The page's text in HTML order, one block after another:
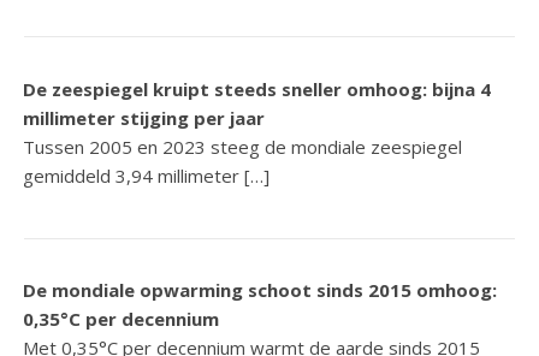
De zeespiegel kruipt steeds sneller omhoog: bijna 4
millimeter stijging per jaar
Tussen 2005 en 2023 steeg de mondiale zeespiegel
gemiddeld 3,94 millimeter […]
De mondiale opwarming schoot sinds 2015 omhoog:
0,35°C per decennium
Met 0,35°C per decennium warmt de aarde sinds 2015